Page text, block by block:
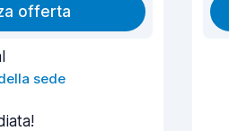
offerta
sede